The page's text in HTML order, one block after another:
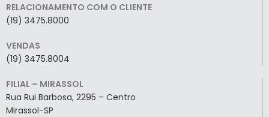
RELACIONAMENTO COM O CLIENTE
(19) 3475.8000
VENDAS
(19) 3475.8004
FILIAL – MIRASSOL
Rua Rui Barbosa, 2295 – Centro
Mirassol-SP